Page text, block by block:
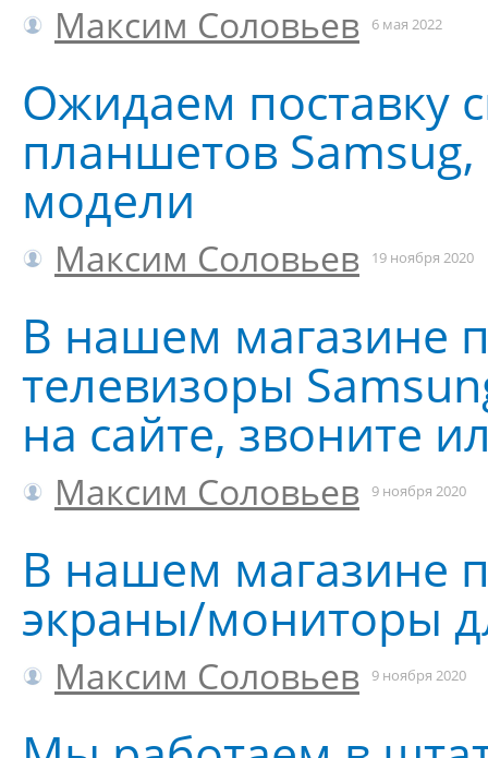
Максим Соловьев 6 мая 2022
Ожидаем поставку
планшетов
модели
Максим Соловьев 19 ноября 2020
В нашем магазине
телевизоры
на сайте, звоните
Максим Соловьев 9 ноября 2020
В нашем магазине
экраны/мониторы
Максим Соловьев 9 ноября 2020